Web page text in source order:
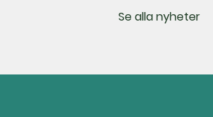
Se alla nyheter